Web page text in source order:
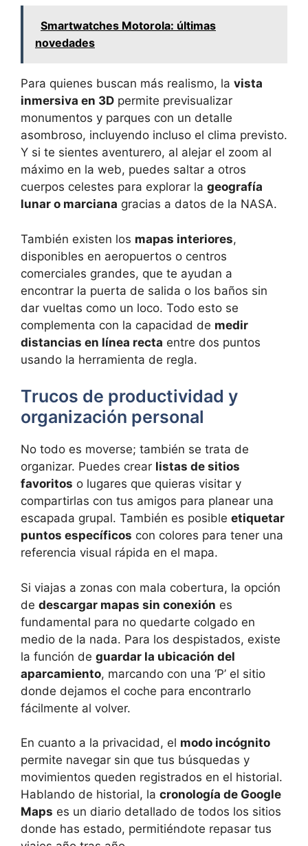
Smartwatches Motorola: últimas
novedades
Para quienes buscan más realismo, la vista
inmersiva en 3D permite previsualizar
monumentos y parques con un detalle
asombroso, incluyendo incluso el clima previsto.
Y si te sientes aventurero, al alejar el zoom al
máximo en la web, puedes saltar a otros
cuerpos celestes para explorar la geografía
lunar o marciana gracias a datos de la NASA.
También existen los mapas interiores,
disponibles en aeropuertos o centros
comerciales grandes, que te ayudan a
encontrar la puerta de salida o los baños sin
dar vueltas como un loco. Todo esto se
complementa con la capacidad de medir
distancias en línea recta entre dos puntos
usando la herramienta de regla.
Trucos de productividad y
organización personal
No todo es moverse; también se trata de
organizar. Puedes crear listas de sitios
favoritos o lugares que quieras visitar y
compartirlas con tus amigos para planear una
escapada grupal. También es posible etiquetar
puntos específicos con colores para tener una
referencia visual rápida en el mapa.
Si viajas a zonas con mala cobertura, la opción
de descargar mapas sin conexión es
fundamental para no quedarte colgado en
medio de la nada. Para los despistados, existe
la función de guardar la ubicación del
aparcamiento, marcando con una ‘P’ el sitio
donde dejamos el coche para encontrarlo
fácilmente al volver.
En cuanto a la privacidad, el modo incógnito
permite navegar sin que tus búsquedas y
movimientos queden registrados en el historial.
Hablando de historial, la cronología de Google
Maps es un diario detallado de todos los sitios
donde has estado, permitiéndote repasar tus